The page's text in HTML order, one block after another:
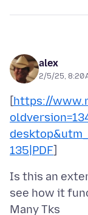
alex
2/5/25, 8:20
[https://
135|PDF
Is this an
see how it